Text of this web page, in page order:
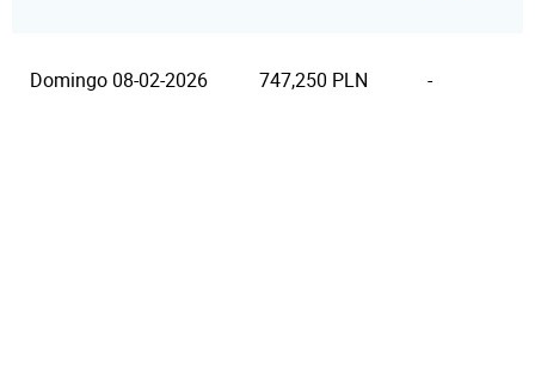
Domingo 08-02-2026 747,250 PLN -